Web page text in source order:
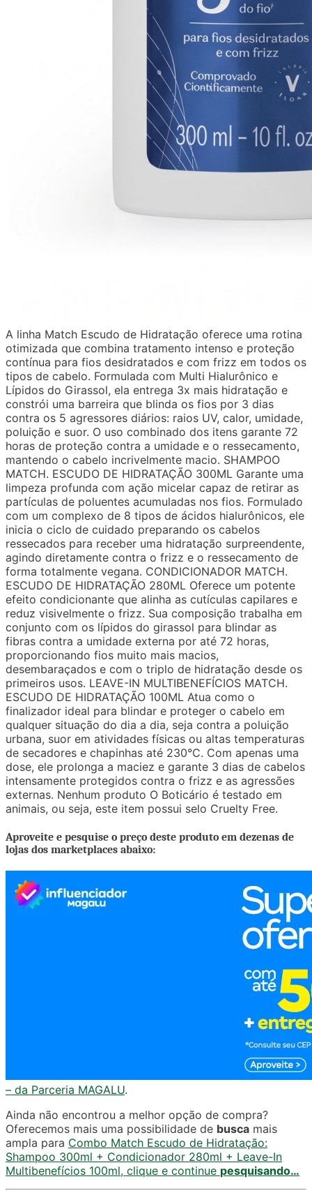
A linha Match Escudo de Hidratação oferece uma rotina
otimizada que combina tratamento intenso e proteção
contínua para fios desidratados e com frizz em todos os
tipos de cabelo. Formulada com Multi Hialurônico e
Lípidos do Girassol, ela entrega 3x mais hidratação e
constrói uma barreira que blinda os fios por 3 dias
contra os 5 agressores diários: raios UV, calor, umidade,
poluição e suor. O uso combinado dos itens garante 72
horas de proteção contra a umidade e o ressecamento,
mantendo o cabelo incrivelmente macio. SHAMPOO
MATCH. ESCUDO DE HIDRATAÇÃO 300ML Garante uma
limpeza profunda com ação micelar capaz de retirar as
partículas de poluentes acumuladas nos fios. Formulado
com um complexo de 8 tipos de ácidos hialurônicos, ele
inicia o ciclo de cuidado preparando os cabelos
ressecados para receber uma hidratação surpreendente,
agindo diretamente contra o frizz e o ressecamento de
forma totalmente vegana. CONDICIONADOR MATCH.
ESCUDO DE HIDRATAÇÃO 280ML Oferece um potente
efeito condicionante que alinha as cutículas capilares e
reduz visivelmente o frizz. Sua composição trabalha em
conjunto com os lípidos do girassol para blindar as
fibras contra a umidade externa por até 72 horas,
proporcionando fios muito mais macios,
desembaraçados e com o triplo de hidratação desde os
primeiros usos. LEAVE-IN MULTIBENEFÍCIOS MATCH.
ESCUDO DE HIDRATAÇÃO 100ML Atua como o
finalizador ideal para blindar e proteger o cabelo em
qualquer situação do dia a dia, seja contra a poluição
urbana, suor em atividades físicas ou altas temperaturas
de secadores e chapinhas até 230°C. Com apenas uma
dose, ele prolonga a maciez e garante 3 dias de cabelos
intensamente protegidos contra o frizz e as agressões
externas. Nenhum produto O Boticário é testado em
animais, ou seja, este item possui selo Cruelty Free.
Aproveite e pesquise o preço deste produto em dezenas de
lojas dos marketplaces abaixo:
– da Parceria MAGALU.
Ainda não encontrou a melhor opção de compra?
Oferecemos mais uma possibilidade de busca mais
ampla para Combo Match Escudo de Hidratação:
Shampoo 300ml + Condicionador 280ml + Leave-In
Multibenefícios 100ml, clique e continue pesquisando…